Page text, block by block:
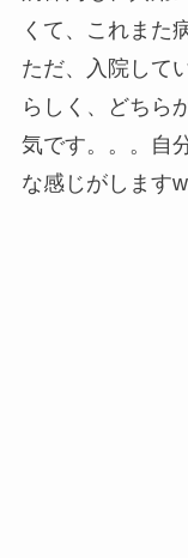
くて、これまた
ただ、入院して
らしく、どちら
気です。。。自
な感じがしますw